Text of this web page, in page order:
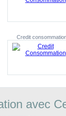
Credit
avec